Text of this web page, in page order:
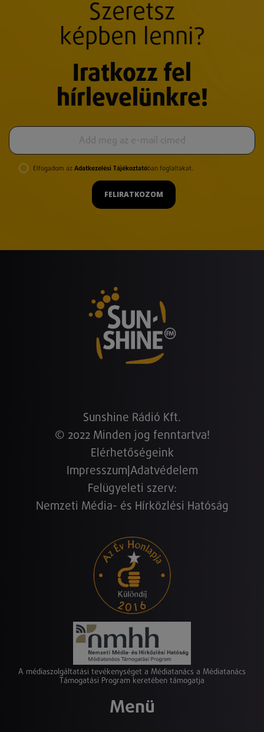
Szeretsz
képben lenni?
Iratkozz fel
hírlevelünkre!
Elfogadom az Adatkezelési Tájékoztatóban foglaltakat.
FELIRATKOZOM
Sunshine Rádió Kft.
© 2022 Minden jog fenntartva!
Elérhetőségeink
Impresszum Adatvédelem
Felügyeleti szerv:
Nemzeti Média- és Hírközlési Hatóság
A médiaszolgáltatási tevékenységet a Médiatanács a Médiatanács
Támogatási Program keretében támogatja
Menü